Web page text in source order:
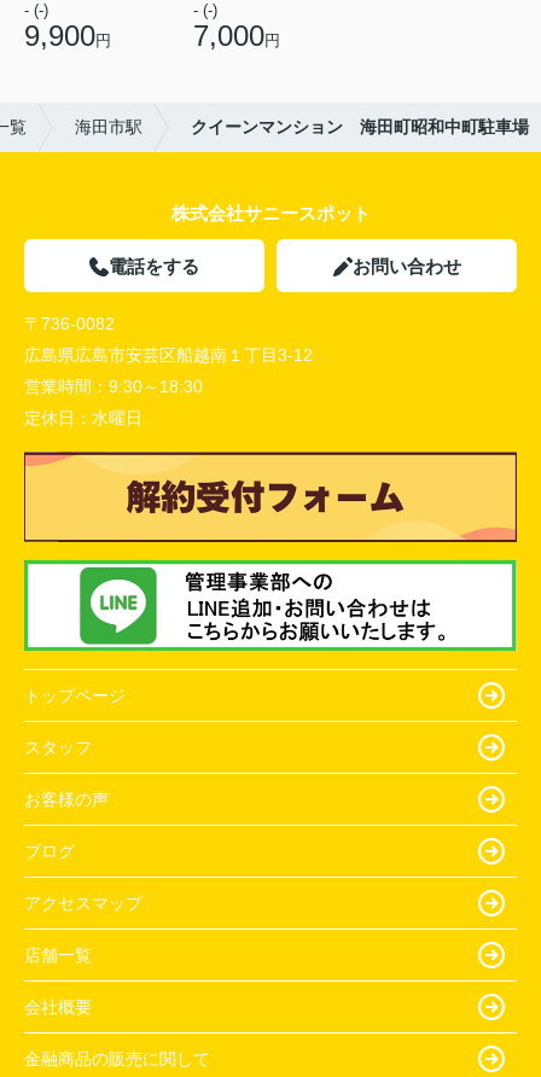
- (-)
9,900円
- (-)
7,000円
覧 海田市駅 クイーンマンション 海田町昭和中町駐車場
株式会社サニースポット
電話をする お問い合わせ
〒736-0082
広島県広島市安芸区船越南１丁目3-12
営業時間： 9:30～18:30
定休日： 水曜日
トップページ
スタッフ
お客様の声
ブログ
アクセスマップ
店舗一覧
会社概要
金融商品の販売に関して